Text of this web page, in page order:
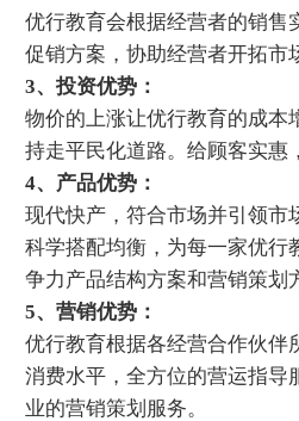
优行教育会根据经营者的销售
促销方案，协助经营者开拓市
3、投资优势：
物价的上涨让优行教育的成本
持走平民化道路。给顾客实惠
4、产品优势：
现代快产，符合市场并引领市
科学搭配均衡，为每一家优行
争力产品结构方案和营销策划
5、营销优势：
优行教育根据各经营合作伙伴
消费水平，全方位的营运指导
业的营销策划服务。